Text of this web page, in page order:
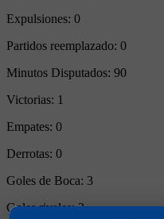
Expulsiones: 0
Partidos reemplazado: 0
Minutos Disputados: 90
Victorias: 1
Empates: 0
Derrotas: 0
Goles de Boca: 3
Goles rivales:2